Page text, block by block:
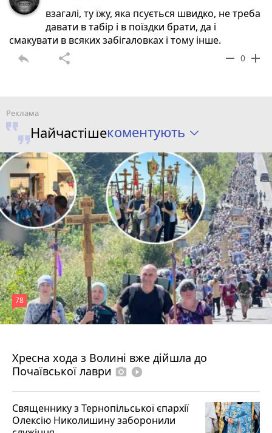
взагалі, ту їжу, яка псується швидко, не треба
давати в табір і в поїздки брати, да і
смакувати в всяких забігаловках і тому інше.
reply share remove 0 add
Найчастішекоментують
Хресна хода з Волині вже дійшла до
Почаївської лаври photo_camera play_circle_filled
78
Священнику з Тернопільської єпархії
Олексію Николишину заборонили